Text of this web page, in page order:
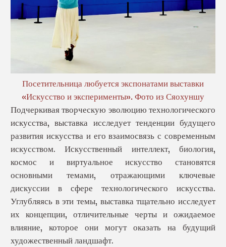
Посетительница любуется экспонатами выставки
«Искусство и эксперименты». Фото из Сяохуншу
Подчеркивая творческую эволюцию технологического
искусства, выставка исследует тенденции будущего
развития искусства и его взаимосвязь с современным
искусством. Искусственный интеллект, биология,
космос и виртуальное искусство становятся
основными темами, отражающими ключевые
дискуссии в сфере технологического искусства.
Углубляясь в эти темы, выставка тщательно исследует
их концепции, отличительные черты и ожидаемое
влияние, которое они могут оказать на будущий
художественный ландшафт.